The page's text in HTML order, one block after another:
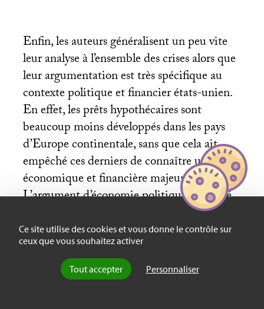
Ce site utilise des cookies et vous donne le contrôle sur
ceux que vous souhaitez activer
Tout accepter Personnaliser
Enfin, les auteurs généralisent un peu vite
leur analyse à l’ensemble des crises alors que
leur argumentation est très spécifique au
contexte politique et financier états-unien.
En effet, les prêts hypothécaires sont
beaucoup moins développés dans les pays
d’Europe continentale, sans que cela ait
empêché ces derniers de connaître une crise
économique et financière majeure.
L’argument d’économie politique mobilisé
par les auteurs pour expliquer la prégnance
de la banking view ne peut pas non plus être
extrapolé au cas européen où les campagnes
électorales ne sont pas financées par des
institutions financières. L’Europe a pourtant